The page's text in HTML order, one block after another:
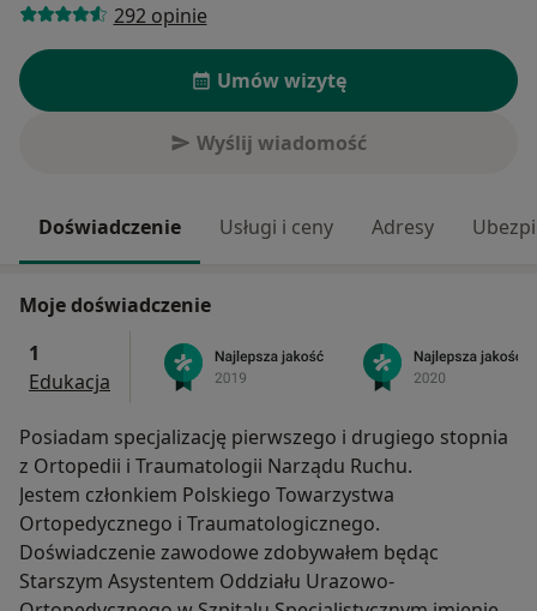
292 opinie
Umów wizytę
Wyślij wiadomość
Doświadczenie Usługi i ceny Adresy
Moje doświadczenie
1
Edukacja
Posiadam specjalizację pierwszego i drugiego stopnia
z Ortopedii i Traumatologii Narządu Ruchu.
Jestem członkiem Polskiego Towarzystwa
Ortopedycznego i Traumatologicznego.
Doświadczenie zawodowe zdobywałem będąc
Starszym Asystentem Oddziału Urazowo-